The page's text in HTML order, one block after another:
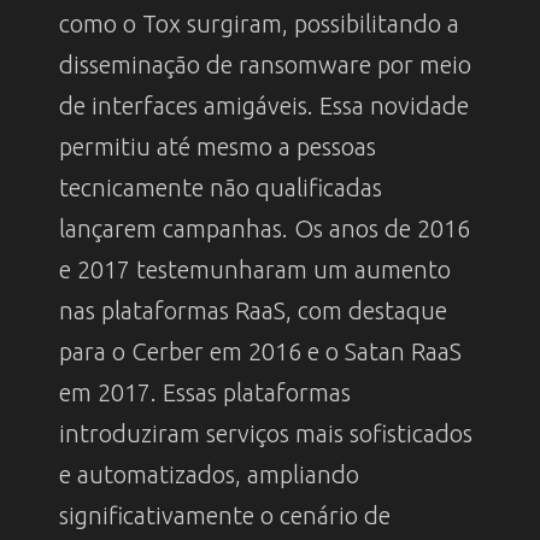
como o Tox surgiram, possibilitando a
disseminação de ransomware por meio
de interfaces amigáveis. Essa novidade
permitiu até mesmo a pessoas
tecnicamente não qualificadas
lançarem campanhas. Os anos de 2016
e 2017 testemunharam um aumento
nas plataformas RaaS, com destaque
para o Cerber em 2016 e o Satan RaaS
em 2017. Essas plataformas
introduziram serviços mais sofisticados
e automatizados, ampliando
significativamente o cenário de